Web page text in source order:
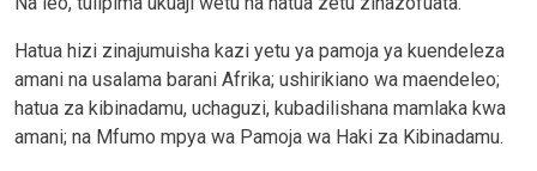
Hatua hizi zinajumuisha kazi yetu ya pamoja ya kuendeleza
amani na usalama barani Afrika; ushirikiano wa maendeleo;
hatua za kibinadamu, uchaguzi, kubadilishana mamlaka kwa
amani; na Mfumo mpya wa Pamoja wa Haki za Kibinadamu.